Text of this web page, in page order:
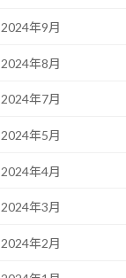
2024年9月
2024年8月
2024年7月
2024年5月
2024年4月
2024年3月
2024年2月